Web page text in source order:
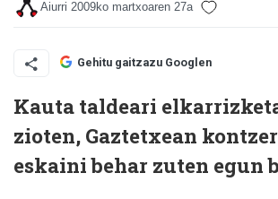
Aiurri 2009ko martxoaren 27a
Gehitu gaitzazu Googlen
Kauta taldeari
zioten, Gaztetxean
eskaini behar zuten egun